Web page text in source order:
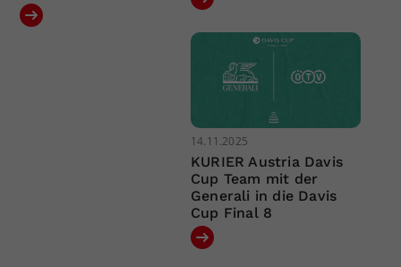
14.11.2025
KURIER Austria Davis
Cup Team mit der
Generali in die Davis
Cup Final 8